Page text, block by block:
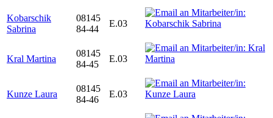
Kobarschik
Sabrina
08145
84-44
E.03
Kral Martina
08145
84-45
E.03
Kunze Laura
08145
84-46
E.03